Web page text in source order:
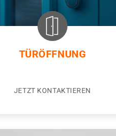
TÜRÖFFNUNG
JETZT KONTAKTIEREN